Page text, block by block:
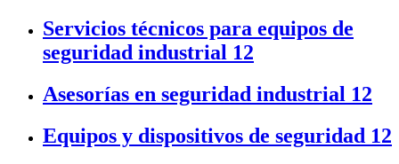
Servicios técnicos para equipos de
seguridad industrial 12
Asesorías en seguridad industrial 12
Equipos y dispositivos de seguridad 12